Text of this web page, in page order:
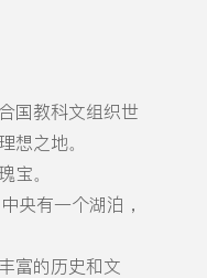
国教科文组织世
想之地。
宝。
央有一个湖泊，
富的历史和文